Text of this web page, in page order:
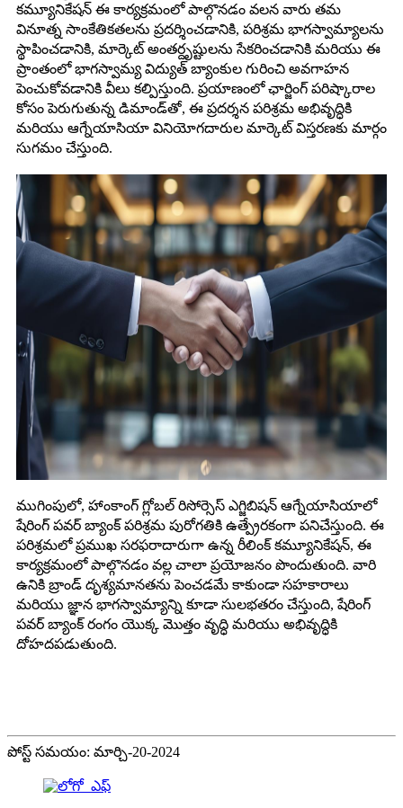
కమ్యూనికేషన్ ఈ కార్యక్రమంలో పాల్గొనడం వలన వారు తమ
వినూత్న సాంకేతికతలను ప్రదర్శించడానికి, పరిశ్రమ భాగస్వామ్యాలను
స్థాపించడానికి, మార్కెట్ అంతర్దృష్టులను సేకరించడానికి మరియు ఈ
ప్రాంతంలో భాగస్వామ్య విద్యుత్ బ్యాంకుల గురించి అవగాహన
పెంచుకోవడానికి వీలు కల్పిస్తుంది. ప్రయాణంలో ఛార్జింగ్ పరిష్కారాల
కోసం పెరుగుతున్న డిమాండ్‌తో, ఈ ప్రదర్శన పరిశ్రమ అభివృద్ధికి
మరియు ఆగ్నేయాసియా వినియోగదారుల మార్కెట్ విస్తరణకు మార్గం
సుగమం చేస్తుంది.
ముగింపులో, హాంకాంగ్ గ్లోబల్ రిసోర్సెస్ ఎగ్జిబిషన్ ఆగ్నేయాసియాలో
షేరింగ్ పవర్ బ్యాంక్ పరిశ్రమ పురోగతికి ఉత్ప్రేరకంగా పనిచేస్తుంది. ఈ
పరిశ్రమలో ప్రముఖ సరఫరాదారుగా ఉన్న రీలింక్ కమ్యూనికేషన్, ఈ
కార్యక్రమంలో పాల్గొనడం వల్ల చాలా ప్రయోజనం పొందుతుంది. వారి
ఉనికి బ్రాండ్ దృశ్యమానతను పెంచడమే కాకుండా సహకారాలు
మరియు జ్ఞాన భాగస్వామ్యాన్ని కూడా సులభతరం చేస్తుంది, షేరింగ్
పవర్ బ్యాంక్ రంగం యొక్క మొత్తం వృద్ధి మరియు అభివృద్ధికి
దోహదపడుతుంది.
పోస్ట్ సమయం: మార్చి-20-2024